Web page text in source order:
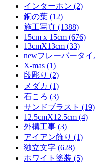
インターホン (2)
銅の葉 (12)
施工写真 (1388)
15cm x 15cm (676)
13cmX13cm (33)
newフレーバータイ
X-mas (1)
段彫り (2)
メダカ (1)
石ころ (3)
サンドブラスト (19)
12.5cmX12.5cm (4)
外構工事 (3)
アイアン飾り (1)
独立文字 (628)
ホワイト塗装 (5)